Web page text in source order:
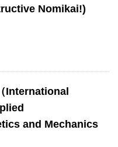
Nomikai!)
International
and Mechanics